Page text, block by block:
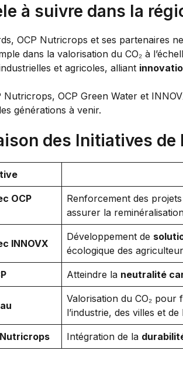
à suivre dans la
OCP Nutricrops et ses partenaires
dans la valorisation du CO₂ à
et agricoles, alliant
Nutricrops, OCP Green Water et
générations à venir.
des Initiatives de
OCP
Renforcement des projets
assurer la
INNOVX
Développement de
écologique des
Atteindre la neutralité
Valorisation du CO₂ pour
l’industrie, des villes et de
Nutricrops Intégration de la